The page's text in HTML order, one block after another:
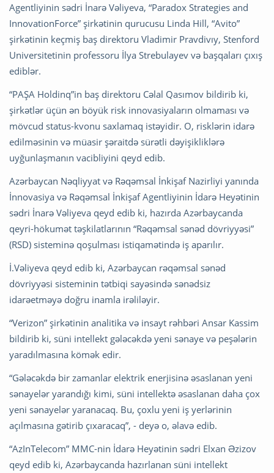
Agentliyinin sədri İnarə Vəliyeva, “Paradox Strategies and
InnovationForce” şirkətinin qurucusu Linda Hill, “Avito”
şirkətinin keçmiş baş direktoru Vladimir Pravdivıy, Stenford
Universitetinin professoru İlya Strebulayev və başqaları çıxış
ediblər.
“PAŞA Holdinq”in baş direktoru Cəlal Qasımov bildirib ki,
şirkətlər üçün ən böyük risk innovasiyaların olmaması və
mövcud status-kvonu saxlamaq istəyidir. O, risklərin idarə
edilməsinin və müasir şəraitdə sürətli dəyişikliklərə
uyğunlaşmanın vacibliyini qeyd edib.
Azərbaycan Nəqliyyat və Rəqəmsal İnkişaf Nazirliyi yanında
İnnovasiya və Rəqəmsal İnkişaf Agentliyinin İdarə Heyətinin
sədri İnarə Vəliyeva qeyd edib ki, hazırda Azərbaycanda
qeyri-hökumət təşkilatlarının “Rəqəmsal sənəd dövriyyəsi”
(RSD) sisteminə qoşulması istiqamətində iş aparılır.
İ.Vəliyeva qeyd edib ki, Azərbaycan rəqəmsal sənəd
dövriyyəsi sisteminin tətbiqi sayəsində sənədsiz
idarəetməyə doğru inamla irəliləyir.
“Verizon” şirkətinin analitika və insayt rəhbəri Ansar Kassim
bildirib ki, süni intellekt gələcəkdə yeni sənaye və peşələrin
yaradılmasına kömək edir.
“Gələcəkdə bir zamanlar elektrik enerjisinə əsaslanan yeni
sənayelər yarandığı kimi, süni intellektə əsaslanan daha çox
yeni sənayelər yaranacaq. Bu, çoxlu yeni iş yerlərinin
açılmasına gətirib çıxaracaq”, - deyə o, əlavə edib.
“AzInTelecom” MMC-nin İdarə Heyətinin sədri Elxan Əzizov
qeyd edib ki, Azərbaycanda hazırlanan süni intellekt